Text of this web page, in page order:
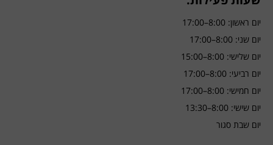
יום ראשון: 8:00–17:00
יום שני: 8:00–17:00
יום שלישי: 8:00–15:00
יום רביעי: 8:00–17:00
יום חמישי: 8:00–17:00
יום שישי: 8:00–13:30
יום שבת סגור